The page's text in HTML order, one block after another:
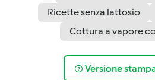
Ricette senza lattosio
Cottura a vapore
Versione